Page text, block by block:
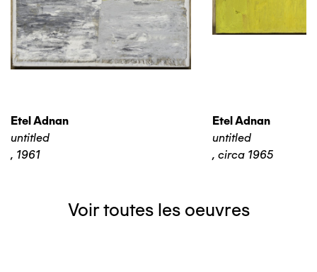
Etel Adnan
untitled
, 1961
Etel Adnan
untitled
, circa 1965
Voir toutes les oeuvres